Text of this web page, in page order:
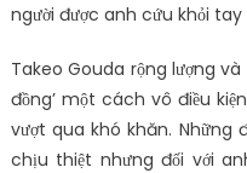
người được anh cứu khỏi
Takeo Gouda rộng lượng
đồng’ một cách vô điều
vượt qua khó khăn. Những
chịu thiệt nhưng đối với